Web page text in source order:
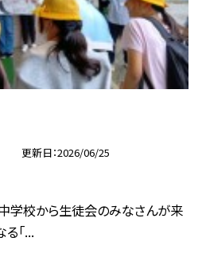
更新日 2026/06/25
学校から生徒会のみなさんが来
「...